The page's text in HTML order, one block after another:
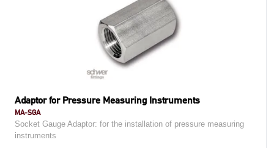
Adaptor for Pressure Measuring Instruments
MA-SGA
Socket Gauge Adaptor: for the installation of pressure measuring
instruments